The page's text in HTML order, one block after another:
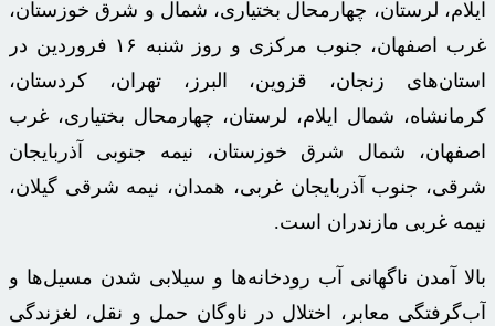
ایلام، لرستان، چهارمحال بختیاری، شمال و شرق خوزستان،
غرب اصفهان، جنوب مرکزی و روز شنبه ۱۶ فروردین در
استان‌های زنجان، قزوین، البرز، تهران، کردستان،
کرمانشاه، شمال ایلام، لرستان، چهارمحال بختیاری، غرب
اصفهان، شمال شرق خوزستان، نیمه جنوبی آذربایجان
شرقی، جنوب آذربایجان غربی، همدان، نیمه شرقی گیلان،
نیمه غربی مازندران است.
بالا آمدن ناگهانی آب رودخانه‌ها و سیلابی شدن مسیل‌ها و
آب‌گرفتگی معابر، اختلال در ناوگان حمل و نقل، لغزندگی